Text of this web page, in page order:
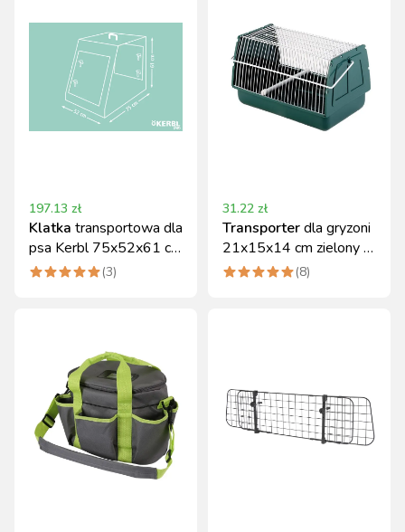
197.13 zł
Klatka transportowa dla
psa Kerbl 75x52x61 cm
metalowa składana
(3)
31.22 zł
Transporterdla gryzoni
21x15x14 cm zielony z
uchwytem (8)